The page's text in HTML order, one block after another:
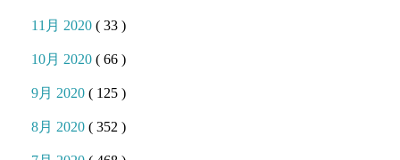
11月 2020( 33 )
10月 2020( 66 )
9月 2020( 125 )
8月 2020( 352 )